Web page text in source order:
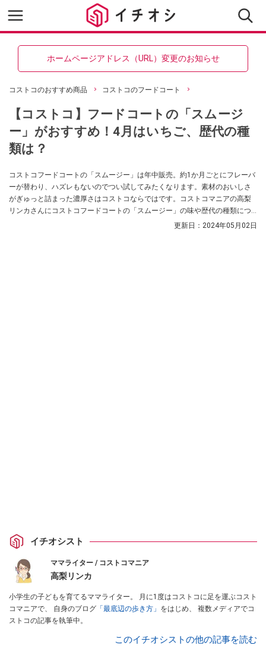
ホームページアドレス（URL）変更のお知らせ
コストコのおすすめ商品 コストコのフードコート
【コストコ】フードコートの「スムージ
ー」がおすすめ！4月はいちご、歴代の種
類は？
コストコフードコートの「スムージー」は年中販売。約1か月ごとにフレーバ
ーが替わり、ハズレもないのでつい試してみたくなります。素材のおいしさ
がぎゅっと詰まった濃厚さはコストコならではです。コストコマニアの高梨
リンカさんにコストコフードコートの「スムージー」の味や歴代の種類につ
更新日： 2024年05月02日
イチオシスト
ママライター / コストコマニア
高梨リンカ
小学生の子どもを育てるママライター。 月に1度はコストコに足を運ぶコスト
コマニアで、 自身のブログ 「最底辺の歩き方」 をはじめ、 複数メディアでコ
ストコの記事を執筆中。
このイチオシストの他の記事を読む